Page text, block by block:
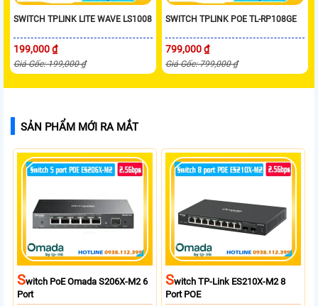
SWITCH TPLINK LITE WAVE LS1008
199,000 ₫
Giá Gốc: 199,000 ₫
SWITCH TPLINK POE TL-RP108GE
799,000 ₫
Giá Gốc: 799,000 ₫
SẢN PHẨM MỚI RA MẮT
SWitch PoE Omada S206X-M2 6
Port
SWitch TP-Link ES210X-M2 8
Port POE